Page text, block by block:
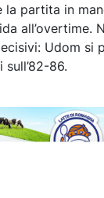
la partita in
all’overtime.
Udom si
86.